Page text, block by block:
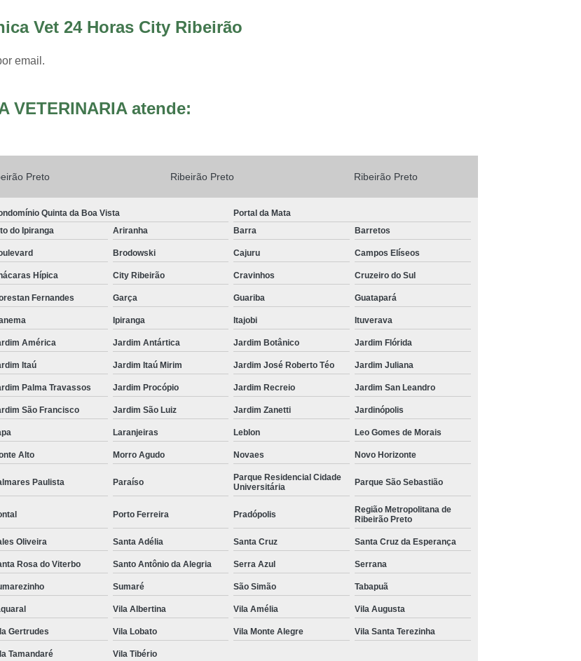
Vet 24 Horas City Ribeirão
email.
VETERINARIA atende:
Preto Ribeirão Preto Ribeirão Preto
Quinta da Boa Vista
Portal da Mata
do Ipiranga Ariranha Barra Barretos
Brodowski Cajuru Campos Elíseos
Hípica City Ribeirão Cravinhos Cruzeiro do Sul
Fernandes Garça Guariba Guatapará
Ipiranga Itajobi Ituverava
América Jardim Antártica Jardim Botânico Jardim Flórida
Itaú Jardim Itaú Mirim Jardim José Roberto Téo Jardim Juliana
Palma Travassos Jardim Procópio Jardim Recreio Jardim San Leandro
São Francisco Jardim São Luiz Jardim Zanetti Jardinópolis
Laranjeiras Leblon Leo Gomes de Morais
Alto Morro Agudo Novaes Novo Horizonte
Paulista Paraíso
Parque Residencial Cidade
Universitária
Parque São Sebastião
Porto Ferreira Pradópolis
Região Metropolitana de
Ribeirão Preto
Oliveira Santa Adélia Santa Cruz Santa Cruz da Esperança
Rosa do Viterbo Santo Antônio da Alegria Serra Azul Serrana
Sumaré São Simão Tabapuã
Vila Albertina Vila Amélia Vila Augusta
Gertrudes Vila Lobato Vila Monte Alegre Vila Santa Terezinha
Tamandaré Vila Tibério